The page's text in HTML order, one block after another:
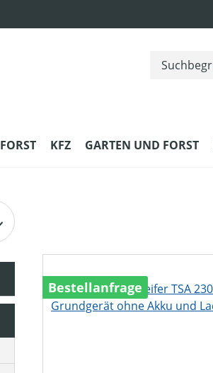
FORST KFZ GARTEN UND FORST
Bestellanfrage